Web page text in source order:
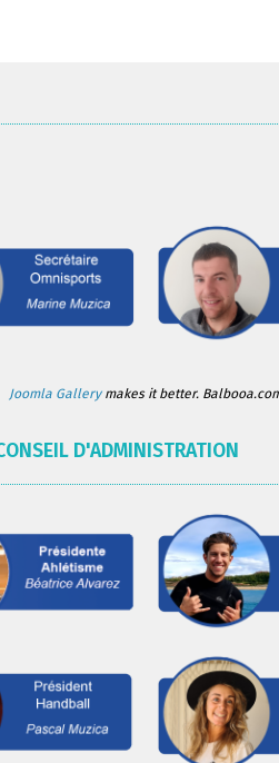
Joomla Gallerymakes it better.
D'ADMINISTRATION